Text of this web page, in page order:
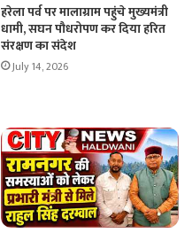
हरेला पर्व पर मालाग्राम पहुंचे मुख्यमंत्री
धामी, सघन पौधरोपण कर दिया हरित
संरक्षण का संदेश
July 14, 2026